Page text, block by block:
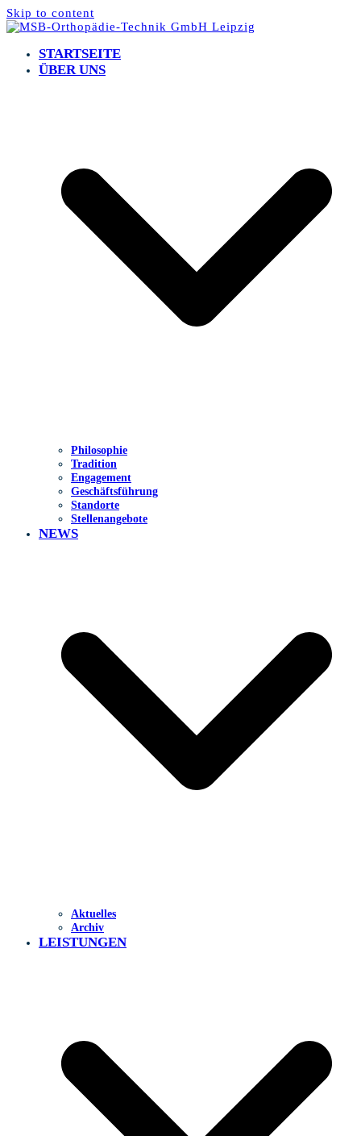
Skip to content
STARTSEITE
ÜBER UNS
Philosophie
Tradition
Engagement
Geschäftsführung
Standorte
Stellenangebote
NEWS
Aktuelles
Archiv
LEISTUNGEN